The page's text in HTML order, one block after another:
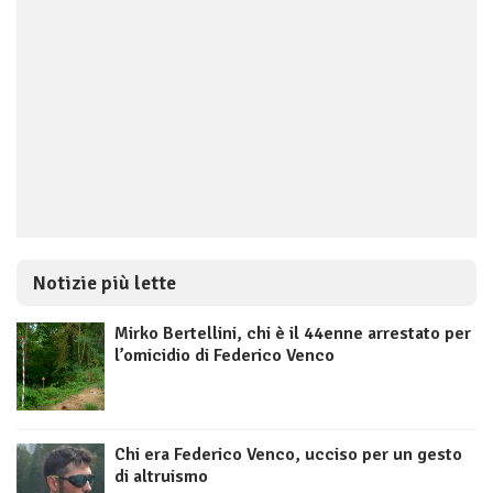
Notizie più lette
Mirko Bertellini, chi è il 44enne arrestato per
l’omicidio di Federico Venco
Chi era Federico Venco, ucciso per un gesto
di altruismo